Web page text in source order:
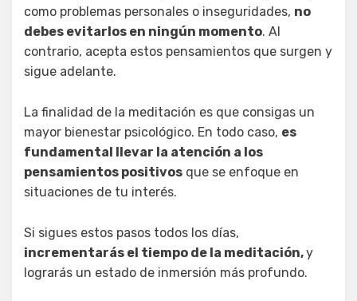
como problemas personales o inseguridades, no
debes evitarlos en ningún momento. Al
contrario, acepta estos pensamientos que surgen y
sigue adelante.
La finalidad de la meditación es que consigas un
mayor bienestar psicológico. En todo caso, es
fundamental llevar la atención a los
pensamientos positivos que se enfoque en
situaciones de tu interés.
Si sigues estos pasos todos los días,
incrementarás el tiempo de la meditación,y
lograrás un estado de inmersión más profundo.